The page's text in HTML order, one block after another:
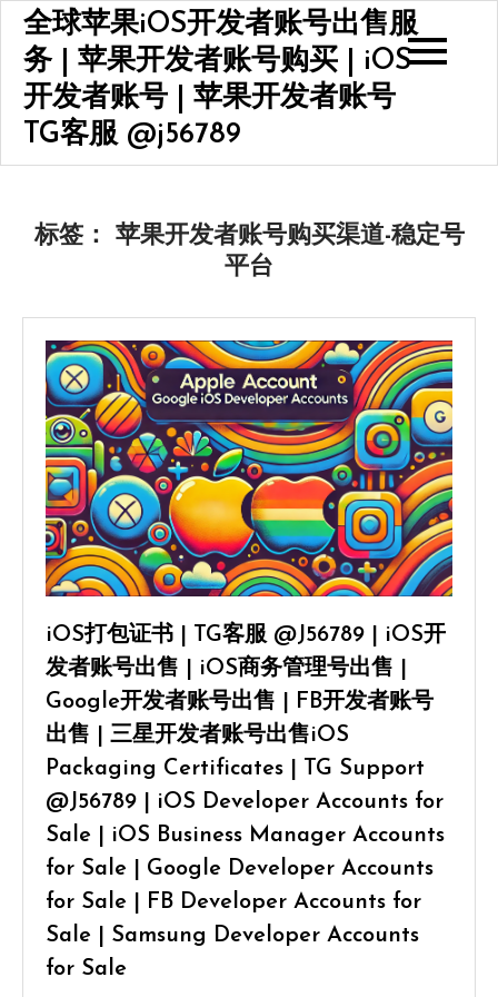
Skip
content
全球苹果iOS开发者账号出售服
务 | 苹果开发者账号购买 | iOS
开发者账号 | 苹果开发者账号
TG客服 @j56789
标签： 苹果开发者账号购买渠道-稳定号
平台
iOS打包证书 | TG客服 @J56789 | iOS开
发者账号出售 | iOS商务管理号出售 |
Google开发者账号出售 | FB开发者账号
出售 | 三星开发者账号出售iOS
Packaging Certificates | TG Support
@J56789 | iOS Developer Accounts for
Sale | iOS Business Manager Accounts
for Sale | Google Developer Accounts
for Sale | FB Developer Accounts for
Sale | Samsung Developer Accounts
for Sale